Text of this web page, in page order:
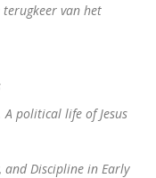
became Jews. Acts of the
terugkeer van het
A political life of Jesus
and Discipline in Early